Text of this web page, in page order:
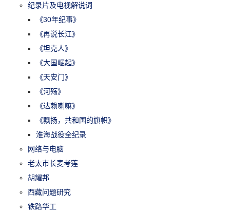
纪录片及电视解说词
《30年纪事》
《再说长江》
《坦克人》
《大国崛起》
《天安门》
《河殇》
《达赖喇嘛》
《飘扬，共和国的旗帜》
淮海战役全纪录
网络与电脑
老太市长麦考莲
胡耀邦
西藏问题研究
铁路华工